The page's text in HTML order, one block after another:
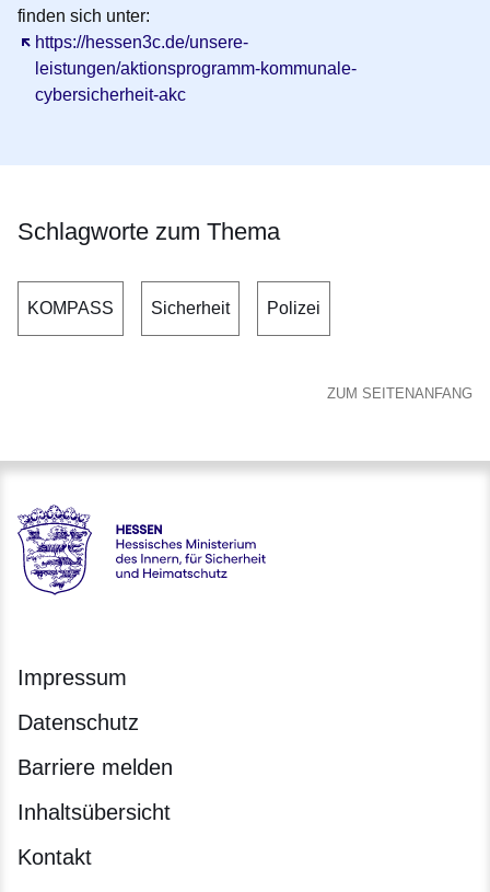
finden sich unter:
https://hessen3c.de/unsere-
leistungen/aktionsprogramm-kommunale-
cybersicherheit-akc
Öffnet sich in einem neuen Fenster
Schlagworte zum Thema
KOMPASS Sicherheit Polizei
ZUM SEITENANFANG
Hessen - Hessisches Ministerium des Innern, für Sicherheit
Impressum
Datenschutz
Barriere melden
Inhaltsübersicht
Kontakt